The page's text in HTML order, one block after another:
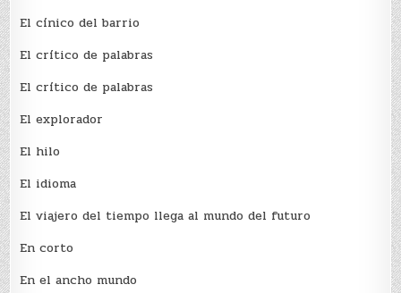
El cínico del barrio
El crí­tico de palabras
El crí­tico de palabras
El explorador
El hilo
El idioma
El viajero del tiempo llega al mundo del futuro
En corto
En el ancho mundo